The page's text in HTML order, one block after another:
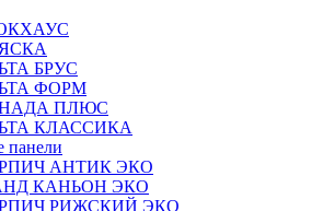
БРУС
ФОРМ
ПЛЮС
КЛАССИКА
панели
АНТИК ЭКО
КАНЬОН ЭКО
РИЖСКИЙ ЭКО